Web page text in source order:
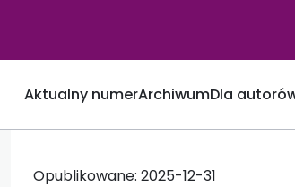
Aktualny numerArchiwumDla
Opublikowane: 2025-12-31